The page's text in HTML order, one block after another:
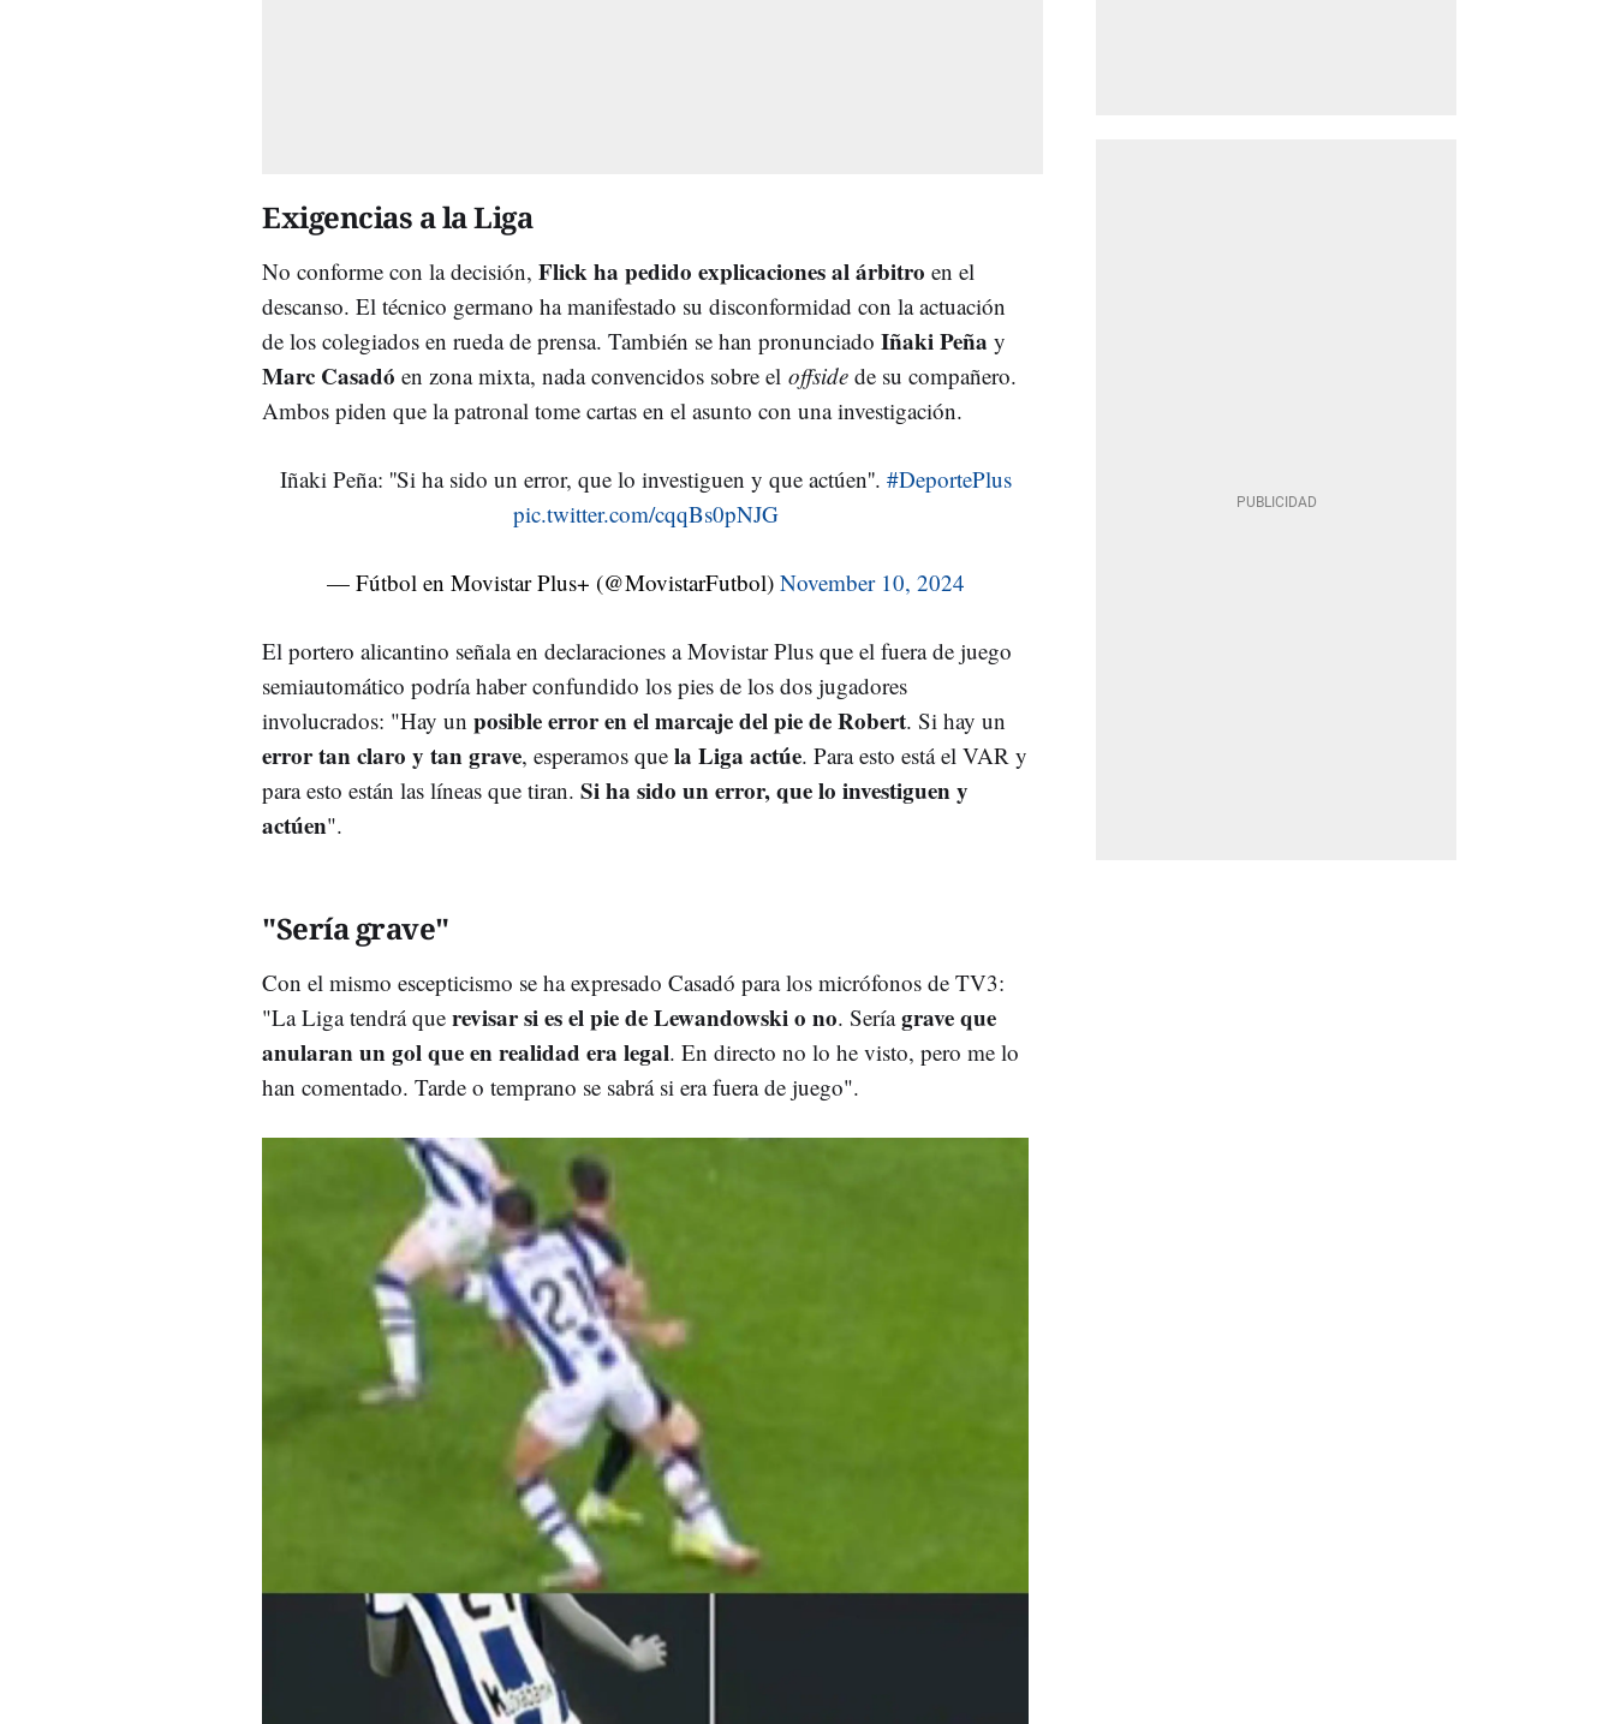
Exigencias a la Liga
No conforme con la decisión, Flick ha pedido explicaciones al árbitro en el
descanso. El técnico germano ha manifestado su disconformidad con la actuación
de los colegiados en rueda de prensa. También se han pronunciado Iñaki Peña y
Marc Casadó en zona mixta, nada convencidos sobre el offside de su compañero.
Ambos piden que la patronal tome cartas en el asunto con una investigación.
Iñaki Peña: ''Si ha sido un error, que lo investiguen y que actúen''. #DeportePlus
pic.twitter.com/cqqBs0pNJG
— Fútbol en Movistar Plus+ (@MovistarFutbol) November 10, 2024
El portero alicantino señala en declaraciones a Movistar Plus que el fuera de juego
semiautomático podría haber confundido los pies de los dos jugadores
involucrados: "Hay un posible error en el marcaje del pie de Robert. Si hay un
error tan claro y tan grave, esperamos que la Liga actúe. Para esto está el VAR y
para esto están las líneas que tiran. Si ha sido un error, que lo investiguen y
actúen".
"Sería grave"
Con el mismo escepticismo se ha expresado Casadó para los micrófonos de TV3:
"La Liga tendrá que revisar si es el pie de Lewandowski o no. Seríagrave que
anularan un gol que en realidad era legal. En directo no lo he visto, pero me lo
han comentado. Tarde o temprano se sabrá si era fuera de juego".